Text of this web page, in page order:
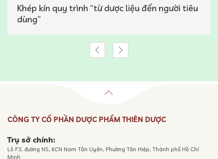
Khép kín quy trình “từ dược liệu đến người tiêu
dùng”
CÔNG TY CỔ PHẦN DƯỢC PHẨM THIÊN DƯỢC
Trụ sở chính:
Lô F3, đường N5, KCN Nam Tân Uyên, Phường Tân Hiệp, Thành phố Hồ Chí
Minh